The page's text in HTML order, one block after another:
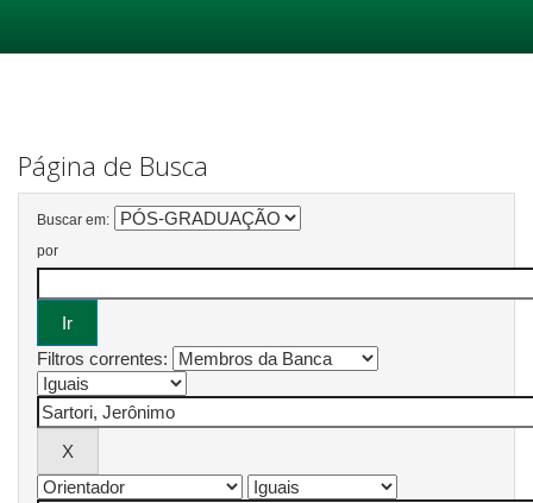
Página de Busca
Buscar em:
por
Filtros correntes: